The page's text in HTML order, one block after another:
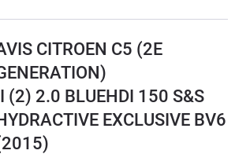
CITROEN C5 (2E
(2) 2.0 BLUEHDI 150 S&S
EXCLUSIVE BV6